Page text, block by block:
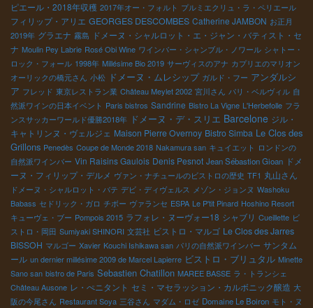
ピエール・2018年収穫 2017年オー・フォルト プルミエクリュ・ラ・ペリエール
フィリップ・アリエ GEORGES DESCOMBES Catherine JAMBON お正月
2019年 グラエナ 霧島 ドメーヌ・シャルロット・エ・ジャン・バティスト・セ
ナ Moulin Pey Labrie Rosé Obi Wine ワインバー・シャンブル・ノワール シャトー・
ロック・フォール 1998年 Millésime Bio 2019 サーヴィスのアナ カプリエのマリオン
オーリックの橋元さん 小松 ドメーヌ・ムレシップ ガルド・フー アンダルシ
ア フレッド 東京レストラン業 Château Meylet 2002 宮川さん パリ・ベルヴィル 自
然派ワインの日本イベント Paris bistros Sandrine Bistro La Vigne L'Herbefolle フラ
ンスサッカーワールド優勝2018年 ドメーヌ・デ・スリエ Barcelone ジル・
キャトリンヌ・ヴェルジェ Maison Pierre Overnoy Bistro Simba Le Clos des
Grillons Penedès Coupe de Monde 2018 Nakamura san キュイエット ロンドンの
自然派ワインバー Vin Raisins Gaulois Denis Pesnot Jean Sébastion Gioan ドメ
ーヌ・フィリップ・デルメ ヴァン・ナチュールのビストロの歴史 TF1 丸山さん
ドメーヌ・シャルロット・バテ デビ・ディヴェルス メゾン・ジョンヌ Washoku
Babass セドリック・ガロ チボー ヴァランセ ESPA Le P'tit Pinard Hoshino Resort
キューヴェ・ブー Pompois 2015 ラフォレ・ヌーヴォー18 シャブリ Cueillette ビ
ストロ・岡田 Sumiyaki SHINORI 文芸社 ビストロ・マルゴ Le Clos des Jarres
BISSOH マルゴー Xavier Kouchi Ishikawa san パリの自然派ワインバー サンタム
ール un dernier millésime 2009 de Marcel Lapierre ビストロ・ブリュタル Minette
Sano san bistro de Paris Sebastien Chatillon MAREE BASSE ラ・トランシェ
Château Ausone レ・ぺニタント セミ・マセラッション・カルボニック醸造 大
阪の今尾さん Restaurant Soya 三谷さん マダム・ロゼ Domaine Le Boiron モト・ヌ